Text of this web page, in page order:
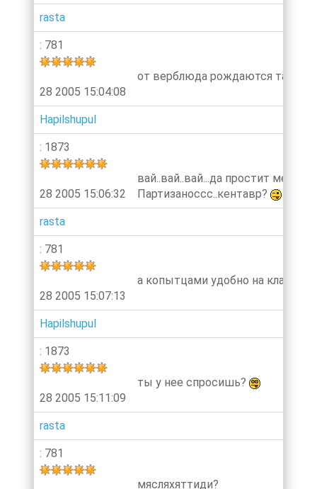
rasta
: 781
28 2005 15:04:08
от верблюда рождаются такие,
Hapilshupul
: 1873
28 2005 15:06:32
вай..вай..вай...да простит меня
Партизаноссс..кентавр?
rasta
: 781
28 2005 15:07:13
а копытцами удобно на клавке
Hapilshupul
: 1873
28 2005 15:11:09
ты у нее спросишь?
rasta
: 781
мясляхяттиди?